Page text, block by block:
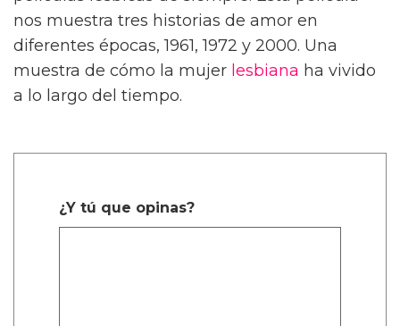
nos muestra tres historias de amor en
diferentes épocas, 1961, 1972 y 2000. Una
muestra de cómo la mujer lesbiana ha vivido
a lo largo del tiempo.
¿Y tú que opinas?